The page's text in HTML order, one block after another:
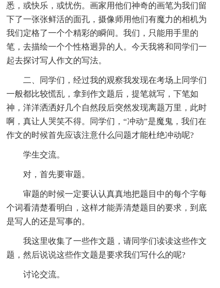
悉，或快乐，或忧伤。画家用他们神奇的画笔为我们留
下了一张张鲜活的面孔，摄像师用他们有魔力的相机为
我们定格了一个个精彩的瞬间。我们，只能用手里的
笔，去描绘一个个性格迥异的人。今天我将和同学们一
起去探讨写人作文的写法。
二、同学们，经过我的观察我发现在考场上同学们
一般都比较慌乱，拿到作文题后，提笔就写，下笔如
神，洋洋洒洒好几个自然段后突然发现离题万里，此时
啊，真让人哭笑不得。同学们，“冲动”是魔鬼，我们在
作文的时候首先应该注意什么问题才能杜绝冲动呢?
学生交流。
对，首先要审题。
审题的时候一定要认认真真地把题目中的每个字每
个词看清楚看明白，这样才能弄清楚题目的要求，到底
是写人的还是写事的。
我这里收集了一些作文题，请同学们读读这些作文
题，然后说说这些作文题是要求我们写什么的呢?
讨论交流。